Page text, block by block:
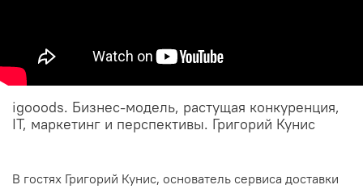
igooods. Бизнес-модель, растущая конкуренция,
IT, маркетинг и перспективы. Григорий Кунис
В гостях Григорий Кунис, основатель сервиса доставки